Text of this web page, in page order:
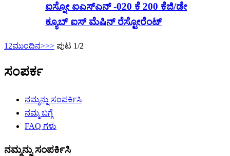
ಐಸ್ನೋ ಐಎಸ್ಎನ್ -020 ಕೆ 200 ಕೆಜಿ/ಡೇ
ಕ್ಯೂಬ್ ಐಸ್ ಮೆಷಿನ್ ರೆಸ್ಟೋರೆಂಟ್
1 2ಮುಂದಿನ>>> ಪುಟ 1/2
ಸಂಪರ್ಕ
ನಮ್ಮನ್ನು ಸಂಪರ್ಕಿಸಿ
ನಮ್ಮ ಬಗ್ಗೆ
FAQ ಗಳು
ನಮ್ಮನ್ನು ಸಂಪರ್ಕಿಸಿ